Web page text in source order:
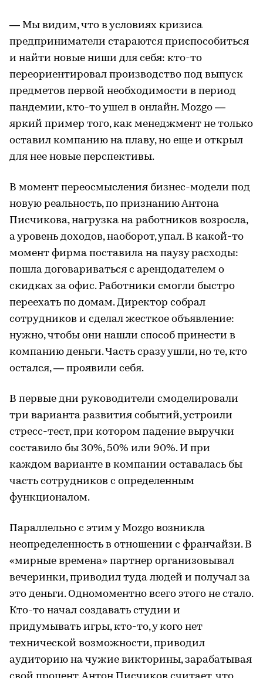
— Мы видим, что в условиях кризиса
предприниматели стараются приспособиться
и найти новые ниши для себя: кто-то
переориентировал производство под выпуск
предметов первой необходимости в период
пандемии, кто-то ушел в онлайн. Mozgo —
яркий пример того, как менеджмент не только
оставил компанию на плаву, но еще и открыл
для нее новые перспективы.
В момент переосмысления бизнес-модели под
новую реальность, по признанию Антона
Писчикова, нагрузка на работников возросла,
а уровень доходов, наоборот, упал. В какой-то
момент фирма поставила на паузу расходы:
пошла договариваться с арендодателем о
скидках за офис. Работники смогли быстро
переехать по домам. Директор собрал
сотрудников и сделал жесткое объявление:
нужно, чтобы они нашли способ принести в
компанию деньги. Часть сразу ушли, но те, кто
остался, — проявили себя.
В первые дни руководители смоделировали
три варианта развития событий, устроили
стресс-тест, при котором падение выручки
составило бы 30%, 50% или 90%. И при
каждом варианте в компании оставалась бы
часть сотрудников с определенным
функционалом.
Параллельно с этим у Mozgo возникла
неопределенность в отношении с франчайзи. В
«мирные времена» партнер организовывал
вечеринки, приводил туда людей и получал за
это деньги. Одномоментно всего этого не стало.
Кто-то начал создавать студии и
придумывать игры, кто-то, у кого нет
технической возможности, приводил
аудиторию на чужие викторины, зарабатывая